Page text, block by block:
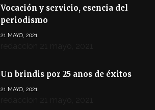
Vocación y servicio, esencia del
periodismo
21 MAYO, 2021
Un brindis por 25 años de éxitos
21 MAYO, 2021